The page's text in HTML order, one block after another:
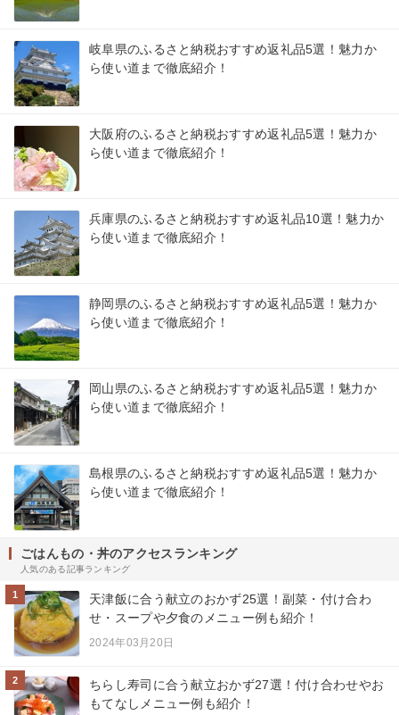
岐阜県のふるさと納税おすすめ返礼品5選！魅力か
ら使い道まで徹底紹介！
大阪府のふるさと納税おすすめ返礼品5選！魅力か
ら使い道まで徹底紹介！
兵庫県のふるさと納税おすすめ返礼品10選！魅力か
ら使い道まで徹底紹介！
静岡県のふるさと納税おすすめ返礼品5選！魅力か
ら使い道まで徹底紹介！
岡山県のふるさと納税おすすめ返礼品5選！魅力か
ら使い道まで徹底紹介！
島根県のふるさと納税おすすめ返礼品5選！魅力か
ら使い道まで徹底紹介！
ごはんもの・丼のアクセスランキング
人気のある記事ランキング
1
天津飯に合う献立のおかず25選！副菜・付け合わ
せ・スープや夕食のメニュー例も紹介！
2024年03月20日
2
ちらし寿司に合う献立おかず27選！付け合わせやお
もてなしメニュー例も紹介！